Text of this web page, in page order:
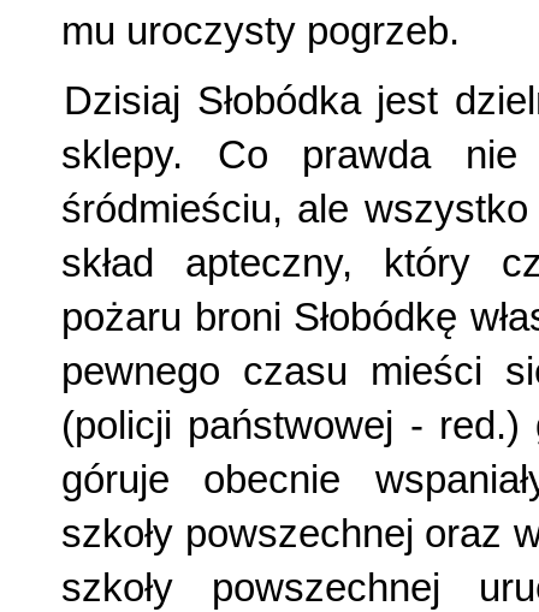
mu uroczysty pogrzeb.
Dzisiaj Słobódka jest
sklepy. Co prawda
śródmieściu, ale
skład apteczny, który
pożaru broni Słobódkę
pewnego czasu mieści
(policji państwowej - red.)
góruje obecnie
szkoły powszechnej oraz
szkoły powszechnej